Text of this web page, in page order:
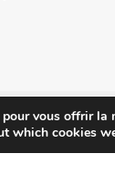
vous offrir la
which cookies